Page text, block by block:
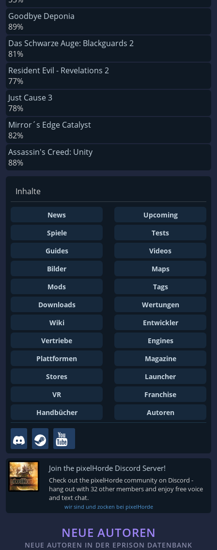
Goodbye Deponia
89%
Das Schwarze Auge: Blackguards 2
81%
Resident Evil - Revelations 2
77%
Just Cause 3
78%
Mirror´s Edge Catalyst
82%
Assassin's Creed: Unity
88%
Inhalte
News
Upcoming
Spiele
Tests
Guides
Videos
Bilder
Maps
Mods
Tags
Downloads
Wertungen
Wiki
Entwickler
Vertriebe
Engines
Plattformen
Magazine
Stores
Launcher
VR
Franchise
Handbücher
Autoren
Join the pixelHorde Discord Server!
Check out the pixelHorde community on Discord -
hang out with 32 other members and enjoy free voice
and text chat.
wir sind und zocken bei pixelHorde
NEUE AUTOREN
NEUE AUTOREN IN DER EPRISON DATENBANK